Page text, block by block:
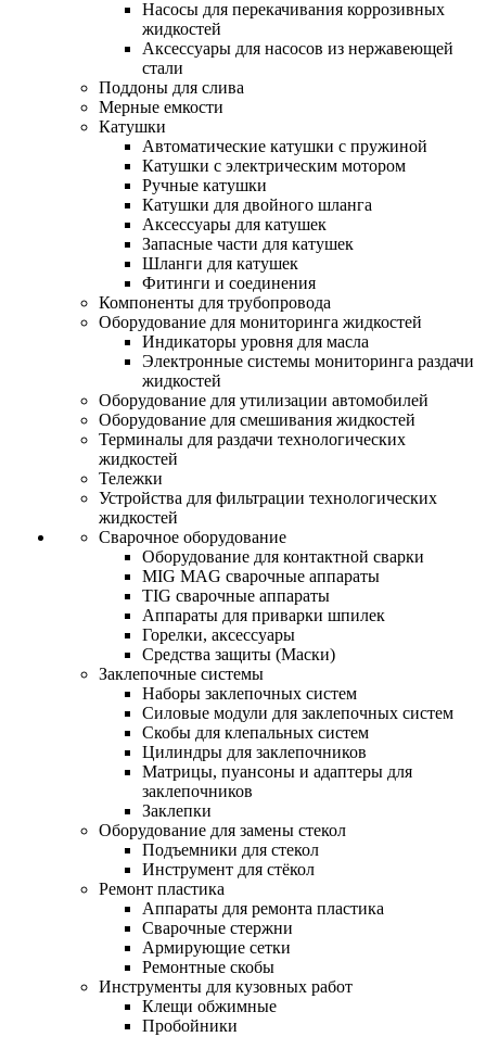
Насосы для перекачивания коррозивных
жидкостей
Аксессуары для насосов из нержавеющей
стали
Поддоны для слива
Мерные емкости
Катушки
Автоматические катушки с пружиной
Катушки с электрическим мотором
Ручные катушки
Катушки для двойного шланга
Аксессуары для катушек
Запасные части для катушек
Шланги для катушек
Фитинги и соединения
Компоненты для трубопровода
Оборудование для мониторинга жидкостей
Индикаторы уровня для масла
Электронные системы мониторинга раздачи
жидкостей
Оборудование для утилизации автомобилей
Оборудование для смешивания жидкостей
Терминалы для раздачи технологических
жидкостей
Тележки
Устройства для фильтрации технологических
жидкостей
Сварочное оборудование
Оборудование для контактной сварки
MIG MAG сварочные аппараты
TIG сварочные аппараты
Аппараты для приварки шпилек
Горелки, аксессуары
Средства защиты (Маски)
Заклепочные системы
Наборы заклепочных систем
Силовые модули для заклепочных систем
Скобы для клепальных систем
Цилиндры для заклепочников
Матрицы, пуансоны и адаптеры для
заклепочников
Заклепки
Оборудование для замены стекол
Подъемники для стекол
Инструмент для стёкол
Ремонт пластика
Аппараты для ремонта пластика
Сварочные стержни
Армирующие сетки
Ремонтные скобы
Инструменты для кузовных работ
Клещи обжимные
Пробойники